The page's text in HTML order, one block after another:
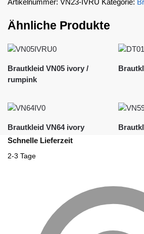
Artikelnummer: VN23-IVRU Kategorie:
Ähnliche Produkte
Brautkleid VN05 ivory /
rumpink
Brautkleid VN64 ivory
Schnelle Lieferzeit
2-3 Tage